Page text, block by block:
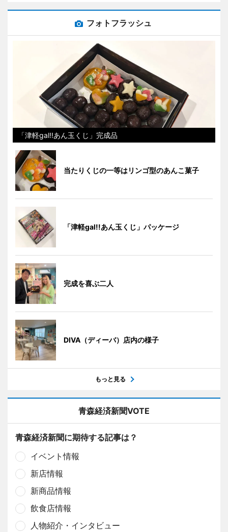
フォトフラッシュ
「津軽gal!!あん玉くじ」完成品
当たりくじの一等はリンゴ型のあんこ菓子
「津軽gal!!あん玉くじ」パッケージ
完成を喜ぶ二人
DIVA（ディーバ）店内の様子
もっと見る
青森経済新聞VOTE
青森経済新聞に期待する記事は？
イベント情報
新店情報
新商品情報
飲食店情報
人物紹介・インタビュー